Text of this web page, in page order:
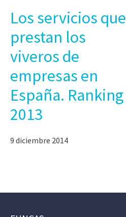
Los servicios que
prestan los
viveros de
empresas en
España. Ranking
2013
9 diciembre 2014